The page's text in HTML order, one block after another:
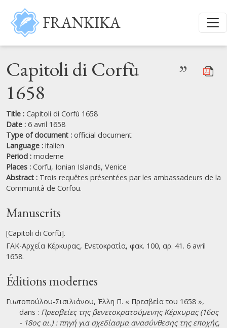
Skip to main content
FRANKIKA
Capitoli di Corfù
1658
”
Title : Capitoli di Corfù 1658
Date : 6 avril 1658
Type of document : official document
Language : italien
Period : moderne
Places : Corfu, Ionian Islands, Venice
Abstract : Trois requêtes présentées par les ambassadeurs de la
Communità de Corfou.
Manuscrits
[Capitoli di Corfù].
ΓΑΚ-Αρχεία Κέρκυρας, Ενετοκρατία, φακ. 100, αρ. 41. 6 avril
1658.
Éditions modernes
Γιωτοπούλου-Σισιλιάνου, Έλλη Π. « Πρεσβεία του 1658 »,
dans : Πρεσβείες της βενετοκρατούμενης Κέρκυρας (16ος
- 18ος αι.) : πηγή για σχεδίασμα ανασύνθεσης της εποχής,